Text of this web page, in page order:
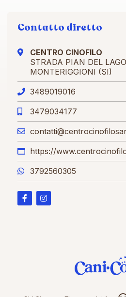
Contatto diretto
CENTRO CINOFILO
STRADA PIAN DEL
MONTERIGGIONI (SI)
3489019016
3479034177
https://
3792560305